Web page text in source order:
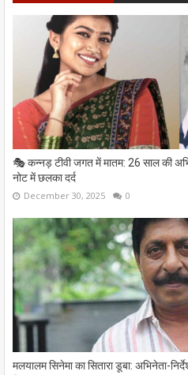
🎭 कन्नड़ टीवी जगत में मातम: 26 साल की
नोट में छलका दर्द
December 30, 2025 0
मलयालम सिनेमा का सितारा डूबा: अभिनेता-